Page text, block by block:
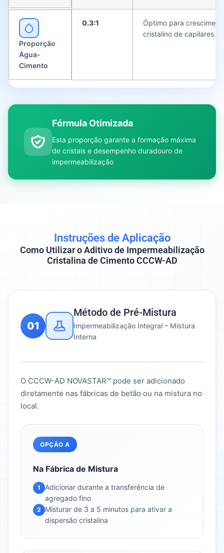
Proporção
Água-
Cimento
0.3:1
Óptimo para
cristalino de capilares
Fórmula Otimizada
Esta proporção garante a formação máxima
de cristais e desempenho duradouro de
impermeabilização
Instruções de Aplicação
Como Utilizar o Aditivo de Impermeabilização
Cristalina de Cimento CCCW-AD
01
Método de Pré-Mistura
Impermeabilização Integral – Mistura
Interna
O CCCW-AD NOVASTAR™ pode ser adicionado
diretamente nas fábricas de betão ou na mistura no
local.
OPÇÃO A
Na Fábrica de Mistura
1
Adicionar durante a transferência de
agregado fino
2
Misturar de 3 a 5 minutos para ativar a
dispersão cristalina